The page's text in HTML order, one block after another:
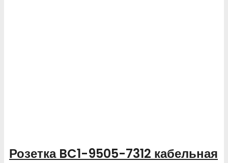
Розетка BC1-9505-7312 кабельная